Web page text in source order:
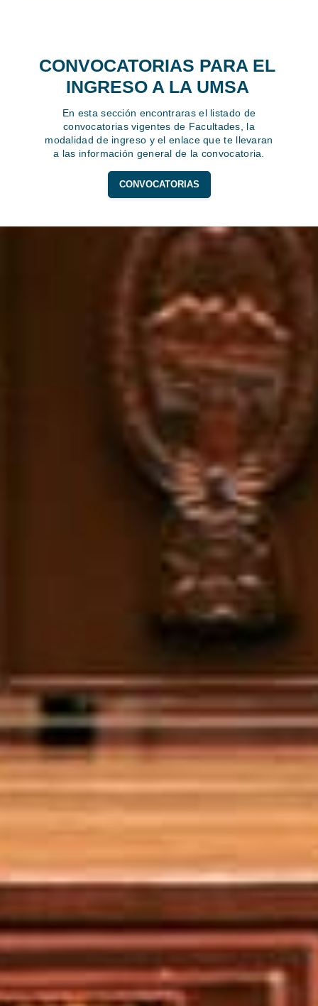
CONVOCATORIAS PARA EL
INGRESO A LA UMSA
En esta sección encontraras el listado de
convocatorias vigentes de Facultades, la
modalidad de ingreso y el enlace que te llevaran
a las información general de la convocatoria.
CONVOCATORIAS